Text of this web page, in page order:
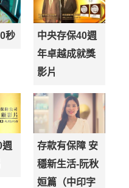
秒
中央存保40週
年卓越成就獎
影片
存款有保障 安
穩新生活-阮秋
姮篇（中印字